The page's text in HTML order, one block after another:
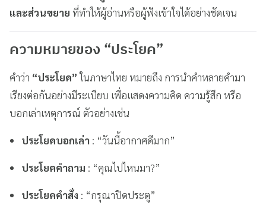
และส่วนขยาย ที่ทำให้ผู้อ่านหรือผู้ฟังเข้าใจได้อย่างชัดเจน
ความหมายของ “ประโยค”
คำว่า “ประโยค”ในภาษาไทย หมายถึง การนำคำหลายคำมา
เรียงต่อกันอย่างมีระเบียบ เพื่อแสดงความคิด ความรู้สึก หรือ
บอกเล่าเหตุการณ์ ตัวอย่างเช่น
ประโยคบอกเล่า : “วันนี้อากาศดีมาก”
ประโยคคำถาม : “คุณไปไหนมา?”
ประโยคคำสั่ง : “กรุณาปิดประตู”